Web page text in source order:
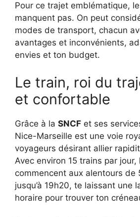
Pour ce trajet emblématique,
manquent pas. On peut
modes de transport, chacun
avantages et inconvénients,
envies et ton budget.
Le train, roi du
et confortable
Grâce à la SNCF et ses
Nice-Marseille est une voie
voyageurs désirant allier
Avec environ 15 trains par
commencent aux alentours de
jusqu’à 19h20, te laissant une
horaire pour trouver ton